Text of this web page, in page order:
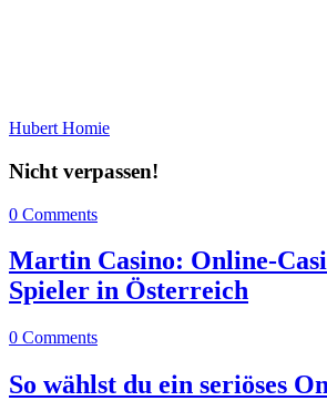
Hubert Homie
Nicht verpassen!
0 Comments
Martin Casino: Online-
Spieler in Österreich
0 Comments
So wählst du ein seriöses